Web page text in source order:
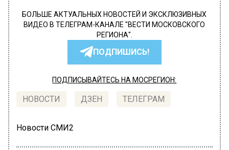
БОЛЬШЕ АКТУАЛЬНЫХ НОВОСТЕЙ И ЭКСКЛЮЗИВНЫХ
ВИДЕО В ТЕЛЕГРАМ-КАНАЛЕ "ВЕСТИ МОСКОВСКОГО
РЕГИОНА".
ПОДПИШИСЬ!
ПОДПИСЫВАЙТЕСЬ НА МОСРЕГИОН:
НОВОСТИ ДЗЕН ТЕЛЕГРАМ
Новости СМИ2